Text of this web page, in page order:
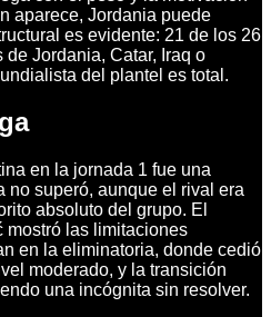
aparece, Jordania puede
es evidente: 21 de los 26
Jordania, Catar, Iraq o
del plantel es total.
en la jornada 1 fue una
no superó, aunque el rival era
absoluto del grupo. El
mostró las limitaciones
en la eliminatoria, donde cedió
moderado, y la transición
una incógnita sin resolver.